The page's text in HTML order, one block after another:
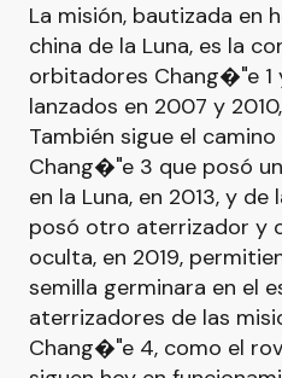
La misión, bautizada en
china de la Luna, es la
orbitadores Chang�"e 1
lanzados en 2007 y
También sigue el
Chang�"e 3 que posó
en la Luna, en 2013, y
posó otro aterrizador y
oculta, en 2019,
semilla germinara en el
aterrizadores de las
Chang�"e 4, como el